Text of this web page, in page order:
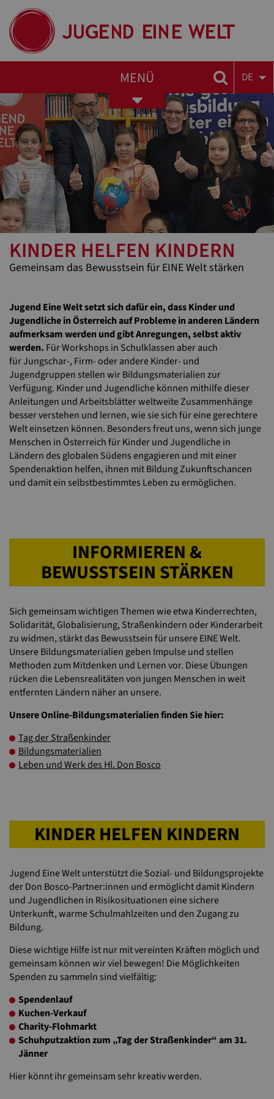
MENÜ DE
Toggle
navigation
KINDER HELFEN KINDERN
Gemeinsam das Bewusstsein für EINE Welt stärken
Jugend Eine Welt setzt sich dafür ein, dass Kinder und
Jugendliche in Österreich auf Probleme in anderen Ländern
aufmerksam werden und gibt Anregungen, selbst aktiv
werden. Für Workshops in Schulklassen aber auch
für Jungschar-, Firm- oder andere Kinder- und
Jugendgruppen stellen wir Bildungsmaterialien zur
Verfügung. Kinder und Jugendliche können mithilfe dieser
Anleitungen und Arbeitsblätter weltweite Zusammenhänge
besser verstehen und lernen, wie sie sich für eine gerechtere
Welt einsetzen können. Besonders freut uns, wenn sich junge
Menschen in Österreich für Kinder und Jugendliche in
Ländern des globalen Südens engagieren und mit einer
Spendenaktion helfen, ihnen mit Bildung Zukunftschancen
und damit ein selbstbestimmtes Leben zu ermöglichen.
INFORMIEREN &
BEWUSSTSEIN STÄRKEN
Sich gemeinsam wichtigen Themen wie etwa Kinderrechten,
Solidarität, Globalisierung, Straßenkindern oder Kinderarbeit
zu widmen, stärkt das Bewusstsein für unsere EINE Welt.
Unsere Bildungsmaterialien geben Impulse und stellen
Methoden zum Mitdenken und Lernen vor. Diese Übungen
rücken die Lebensrealitäten von jungen Menschen in weit
entfernten Ländern näher an unsere.
Unsere Online-Bildungsmaterialien finden Sie hier:
Tag der Straßenkinder
Bildungsmaterialien
Leben und Werk des Hl. Don Bosco
KINDER HELFEN KINDERN
Jugend Eine Welt unterstützt die Sozial- und Bildungsprojekte
der Don Bosco-Partner:innen und ermöglicht damit Kindern
und Jugendlichen in Risikosituationen eine sichere
Unterkunft, warme Schulmahlzeiten und den Zugang zu
Bildung.
Diese wichtige Hilfe ist nur mit vereinten Kräften möglich und
gemeinsam können wir viel bewegen! Die Möglichkeiten
Spenden zu sammeln sind vielfältig:
Spendenlauf
Kuchen-Verkauf
Charity-Flohmarkt
Schuhputzaktion zum „Tag der Straßenkinder“ am 31.
Jänner
Hier könnt ihr gemeinsam sehr kreativ werden.